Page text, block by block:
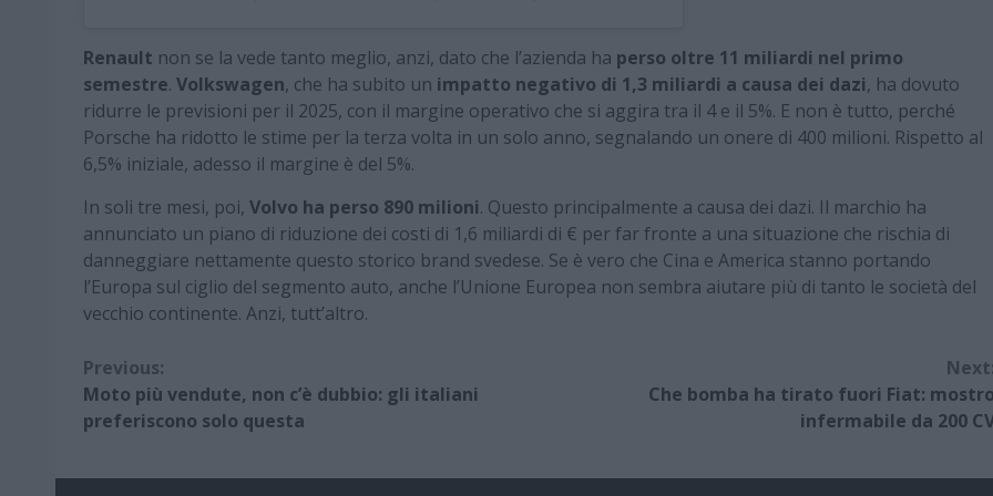
Renault non se la vede tanto meglio, anzi, dato che l’azienda ha perso oltre 11 miliardi nel primo
semestre. Volkswagen, che ha subito un impatto negativo di 1,3 miliardi a causa dei dazi, ha dovuto
ridurre le previsioni per il 2025, con il margine operativo che si aggira tra il 4 e il 5%. E non è tutto, perché
Porsche ha ridotto le stime per la terza volta in un solo anno, segnalando un onere di 400 milioni. Rispetto al
6,5% iniziale, adesso il margine è del 5%.
In soli tre mesi, poi, Volvo ha perso 890 milioni. Questo principalmente a causa dei dazi. Il marchio ha
annunciato un piano di riduzione dei costi di 1,6 miliardi di € per far fronte a una situazione che rischia di
danneggiare nettamente questo storico brand svedese. Se è vero che Cina e America stanno portando
l’Europa sul ciglio del segmento auto, anche l’Unione Europea non sembra aiutare più di tanto le società del
vecchio continente. Anzi, tutt’altro.
Continue
Reading
Previous:
Moto più vendute, non c’è dubbio: gli italiani
preferiscono solo questa
Next:
Che bomba ha tirato fuori Fiat: mostro
infermabile da 200